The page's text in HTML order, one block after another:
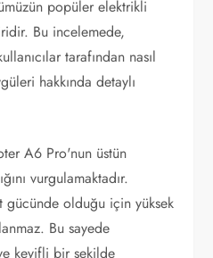
popüler elektrikli
Bu incelemede,
tarafından nasıl
hakkında detaylı
A6 Pro'nun üstün
vurgulamaktadır.
olduğu için yüksek
Bu sayede
keyifli bir şekilde